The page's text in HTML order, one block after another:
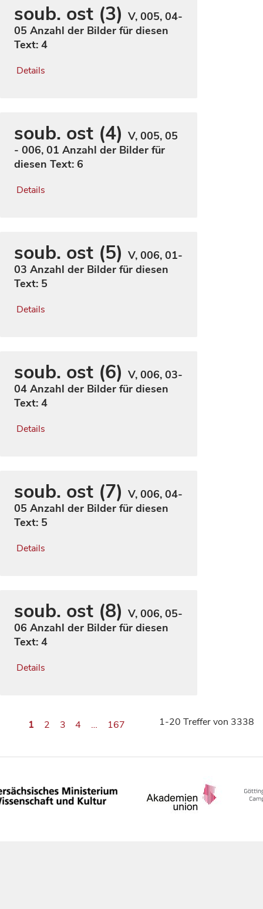
soub. ost (3) V, 005, 04-
05 Anzahl der Bilder für diesen
Text: 4
Details
soub. ost (4) V, 005, 05
- 006, 01 Anzahl der Bilder für
diesen Text: 6
Details
soub. ost (5) V, 006, 01-
03 Anzahl der Bilder für diesen
Text: 5
Details
soub. ost (6) V, 006, 03-
04 Anzahl der Bilder für diesen
Text: 4
Details
soub. ost (7) V, 006, 04-
05 Anzahl der Bilder für diesen
Text: 5
Details
soub. ost (8) V, 006, 05-
06 Anzahl der Bilder für diesen
Text: 4
Details
1 2 3 4 … 167 1-20 Treffer von 3338